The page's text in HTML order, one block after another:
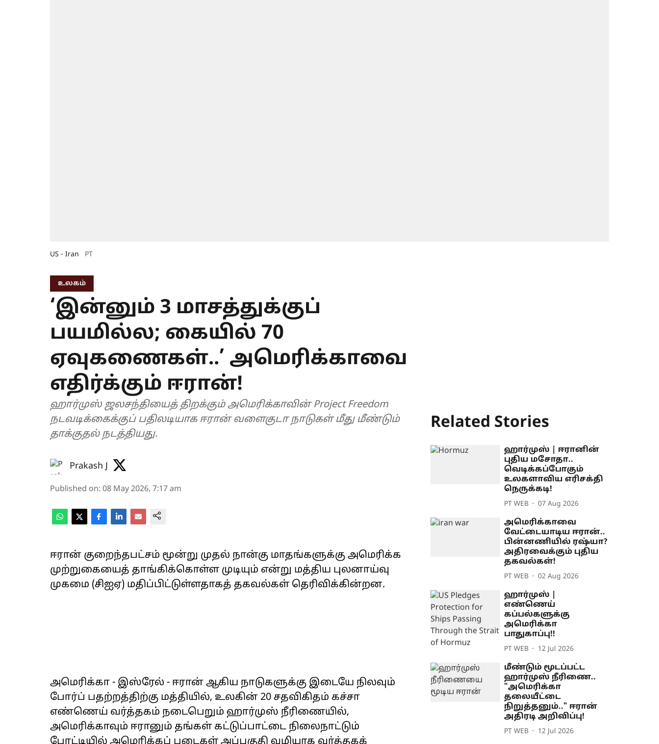
US - Iran PT
உலகம்
‘இன்னும் 3 மாசத்துக்குப்
பயமில்ல; கையில் 70
ஏவுகணைகள்..’ அமெரிக்காவை
எதிர்க்கும் ஈரான்!
ஹார்முஸ் ஜலசந்தியைத் திறக்கும் அமெரிக்காவின் Project Freedom
நடவடிக்கைக்குப் பதிலடியாக ஈரான் வளைகுடா நாடுகள் மீது மீண்டும்
தாக்குதல் நடத்தியது.
Prakash J
Published on: 08 May 2026, 7:17 am
ஈரான் குறைந்தபட்சம் மூன்று முதல் நான்கு மாதங்களுக்கு அமெரிக்க
முற்றுகையைத் தாங்கிக்கொள்ள முடியும் என்று மத்திய புலனாய்வு
முகமை (சிஐஏ) மதிப்பிட்டுள்ளதாகத் தகவல்கள் தெரிவிக்கின்றன.
அமெரிக்கா - இஸ்ரேல் - ஈரான் ஆகிய நாடுகளுக்கு இடையே நிலவும்
போர்ப் பதற்றத்திற்கு மத்தியில், உலகின் 20 சதவிகிதம் கச்சா
எண்ணெய் வர்த்தகம் நடைபெறும் ஹார்முஸ் நீரிணையில்,
அமெரிக்காவும் ஈரானும் தங்கள் கட்டுப்பாட்டை நிலைநாட்டும்
Related Stories
ஹார்முஸ் | ஈரானின்
புதிய மசோதா..
வெடிக்கப்போகும்
உலகளாவிய எரிசக்தி
நெருக்கடி!
PT WEB 07 Aug 2026
அமெரிக்காவை
வேட்டையாடிய ஈரான்..
பின்னணியில் ரஷ்யா?
அதிரவைக்கும் புதிய
தகவல்கள்!
PT WEB 02 Aug 2026
ஹார்முஸ் |
எண்ணெய்
கப்பல்களுக்கு
அமெரிக்கா
பாதுகாப்பு!!
PT WEB 12 Jul 2026
மீண்டும் மூடப்பட்ட
ஹார்முஸ் நீரிணை..
"அமெரிக்கா
தலையீட்டை
நிறுத்தனும்.." ஈரான்
அதிரடி அறிவிப்பு!
PT WEB 12 Jul 2026